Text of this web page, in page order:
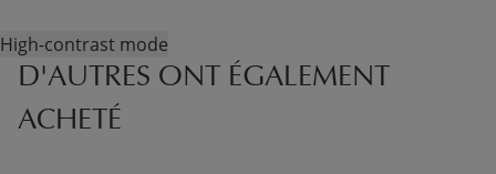
High-contrast mode
D'AUTRES ONT ÉGALEMENT
ACHETÉ